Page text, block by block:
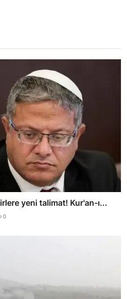
yeni talimat! Kur'an-ı...
0